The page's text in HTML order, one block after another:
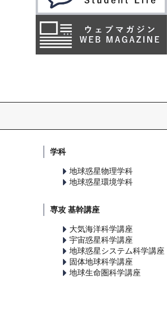
学科
地球惑星物理学科
地球惑星環境学科
専攻 基幹講座
大気海洋科学講座
宇宙惑星科学講座
地球惑星システム科学講座
固体地球科学講座
地球生命圏科学講座